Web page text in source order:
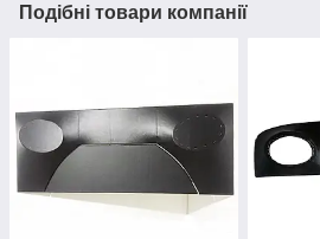
Подібні товари компанії